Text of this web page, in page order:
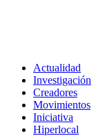
Actualidad
Investigación
Creadores
Movimientos
Iniciativa
Hiperlocal